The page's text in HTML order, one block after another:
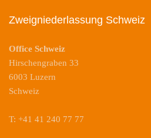
Zweigniederlassung Schweiz
Office Schweiz
Hirschengraben 33
6003 Luzern
Schweiz
T: +41 41 240 77 77